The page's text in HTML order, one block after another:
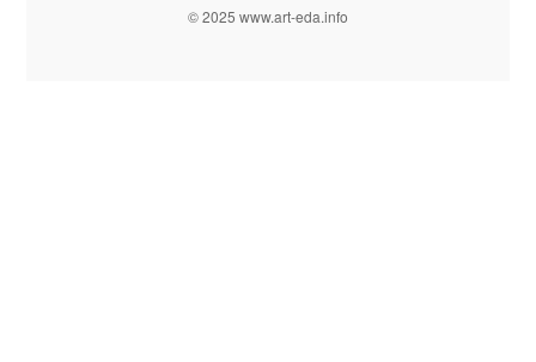
© 2025 www.art-eda.info